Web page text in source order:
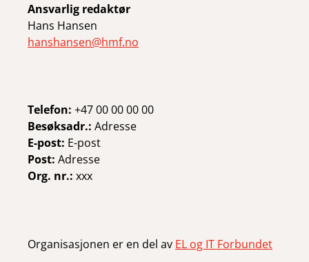
Ansvarlig redaktør
Hans Hansen
hanshansen@hmf.no
Telefon: +47 00 00 00 00
Besøksadr.: Adresse
E-post: E-post
Post: Adresse
Org. nr.: xxx
Organisasjonen er en del av EL og IT Forbundet